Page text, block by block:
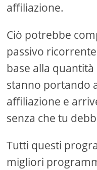
affiliazione.
Ciò potrebbe
passivo
base alla
stanno portando
affiliazione e
senza che tu
Tutti questi
migliori